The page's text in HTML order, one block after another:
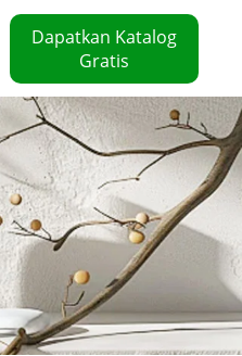
Dapatkan Katalog
Gratis